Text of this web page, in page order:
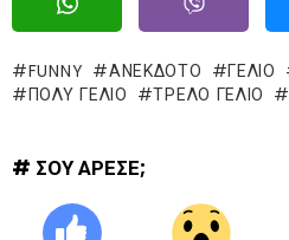
FUNNY ΑΝΕΚΔΟΤΟ ΓΈΛΙΟ
ΠΟΛΥ ΓΕΛΙΟ
ΤΡΕΛΌ ΓΈΛΙΟ
# ΣΟΥ ΑΡΕΣΕ;